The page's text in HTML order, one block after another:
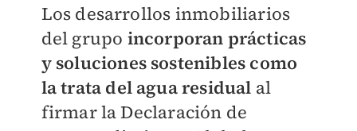
Los desarrollos inmobiliarios
del grupo incorporan prácticas
y soluciones sostenibles como
la trata del agua residual al
firmar la Declaración de